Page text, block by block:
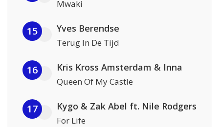
Mwaki
15 Yves Berendse
Terug In De Tijd
16 Kris Kross Amsterdam & Inna
Queen Of My Castle
17 Kygo & Zak Abel ft. Nile Rodgers
For Life